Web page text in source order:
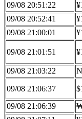
09/08 20:51:22
09/08 20:52:41
09/08 21:00:01
09/08 21:01:51
09/08 21:03:22
09/08 21:06:37
09/08 21:06:39